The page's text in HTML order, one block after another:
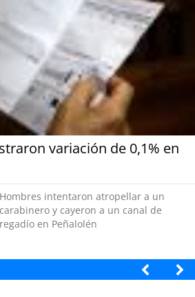
variación de 0,1% en
Hombres intentaron atropellar a un
carabinero y cayeron a un canal de
regadío en Peñalolén